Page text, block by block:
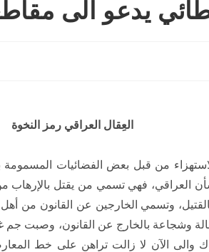
يدعو الى
العِقال العراقي رمز النخوة
من قبل بعض الفضائيات المسمومة
العراقي، فهي تسمي من يقتل
وتسمي الخارجين عن القانون من أهل
وشجاعة بالخارج عن القانون، وصبت
والى الآن لا زالت تراهن على خط